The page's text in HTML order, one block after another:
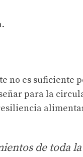
es suficiente
para la
de toda